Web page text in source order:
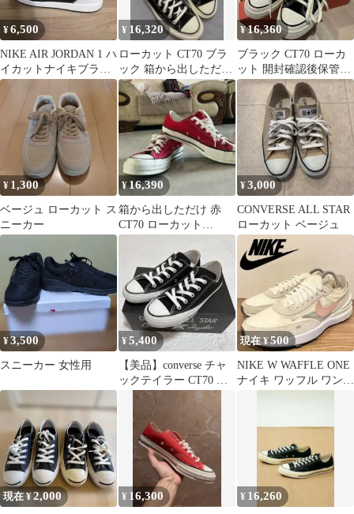
¥6,500
NIKE AIR JORDAN 1 ハ
イカットナイキブラッ
ク ホワイト22cm
¥ 16,320
ローカット CT70 ブラ
ック 箱から出しただけ
26.5cm
¥16,360
ブラック CT70 ローカ
ット 開封確認後保管
27cm
¥ 1,300
ベージュ ローカット ス
ニーカー
¥16,390
箱から出しただけ 赤
CT70 ローカット
27.5cm
¥3,000
CONVERSE ALL STAR
ローカット ベージュ
¥3,500
スニーカー 女性用
¥5,400
【美品】converse チャ
ックテイラー CT70 ロ
ーカット 黒
現在 ¥500
NIKE W WAFFLE ONE
ナイキ ワッフル ワン
現在 ¥2,000 ¥ 16,300 ¥ 16,260